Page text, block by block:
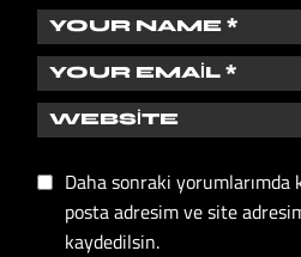
Daha sonraki yorumlarımda
posta adresim ve site
kaydedilsin.